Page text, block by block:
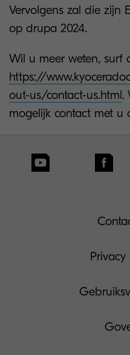
Vervolgens zal die zijn
op drupa 2024.
Wil u meer weten, surf
https://
out-us/contact-us.html.
mogelijk contact met u